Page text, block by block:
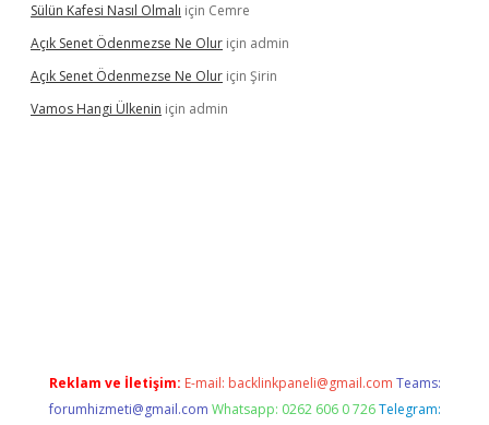
Sülün Kafesi Nasıl Olmalı için Cemre
Açık Senet Ödenmezse Ne Olur için admin
Açık Senet Ödenmezse Ne Olur için Şirin
Vamos Hangi Ülkenin için admin
Reklam ve İletişim: E-mail: backlinkpaneli@gmail.com Teams:
forumhizmeti@gmail.com Whatsapp: 0262 606 0 726 Telegram: